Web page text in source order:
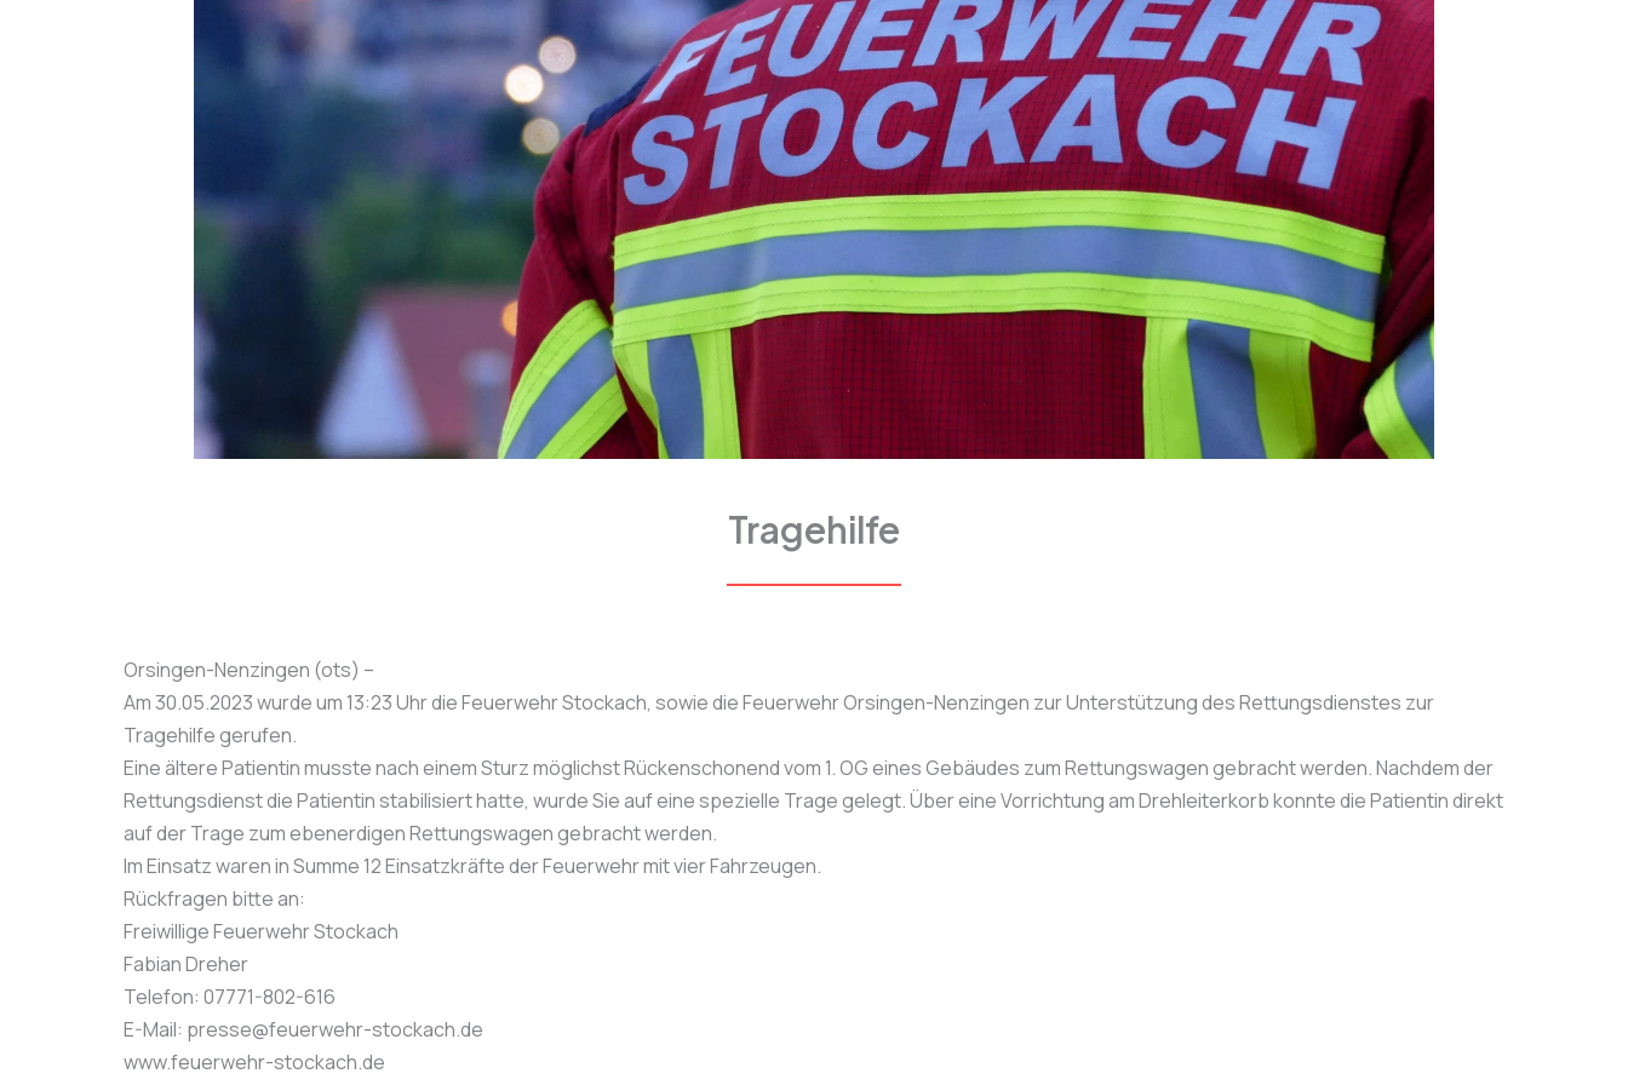
Tragehilfe
Orsingen-Nenzingen (ots) –
Am 30.05.2023 wurde um 13:23 Uhr die Feuerwehr Stockach, sowie die Feuerwehr Orsingen-Nenzingen zur Unterstützung des Rettungsdienstes zur
Tragehilfe gerufen.
Eine ältere Patientin musste nach einem Sturz möglichst Rückenschonend vom 1. OG eines Gebäudes zum Rettungswagen gebracht werden. Nachdem der
Rettungsdienst die Patientin stabilisiert hatte, wurde Sie auf eine spezielle Trage gelegt. Über eine Vorrichtung am Drehleiterkorb konnte die Patientin direkt
auf der Trage zum ebenerdigen Rettungswagen gebracht werden.
Im Einsatz waren in Summe 12 Einsatzkräfte der Feuerwehr mit vier Fahrzeugen.
Rückfragen bitte an:
Freiwillige Feuerwehr Stockach
Fabian Dreher
Telefon: 07771-802-616
E-Mail: presse@feuerwehr-stockach.de
www.feuerwehr-stockach.de